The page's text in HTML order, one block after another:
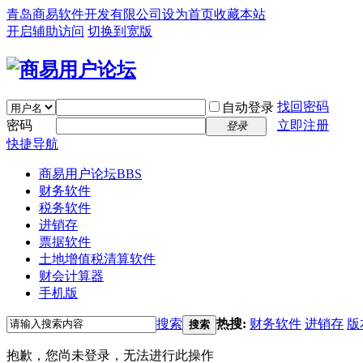
青岛商易软件开发有限公司 设为首页收藏本站
开启辅助访问 切换到宽版
自动登录 找回密码
密码
登录
立即注册
快捷导航
商易用户论坛BBS
财务软件
税务软件
进销存
票据软件
土地增值税清算软件
财会计算器
手机版
搜索 搜索 热搜: 财务软件 进销存 版
抱歉，您尚未登录，无法进行此操作